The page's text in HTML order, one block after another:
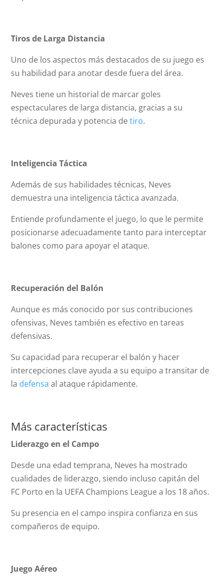
Tiros de Larga Distancia
Uno de los aspectos más destacados de su juego es
su habilidad para anotar desde fuera del área.
Neves tiene un historial de marcar goles
espectaculares de larga distancia, gracias a su
técnica depurada y potencia detiro.
Inteligencia Táctica
Además de sus habilidades técnicas, Neves
demuestra una inteligencia táctica avanzada.
Entiende profundamente el juego, lo que le permite
posicionarse adecuadamente tanto para interceptar
balones como para apoyar el ataque.
Recuperación del Balón
Aunque es más conocido por sus contribuciones
ofensivas, Neves también es efectivo en tareas
defensivas.
Su capacidad para recuperar el balón y hacer
intercepciones clave ayuda a su equipo a transitar de
la defensa al ataque rápidamente.
Más características
Liderazgo en el Campo
Desde una edad temprana, Neves ha mostrado
cualidades de liderazgo, siendo incluso capitán del
FC Porto en la UEFA Champions League a los 18 años.
Su presencia en el campo inspira confianza en sus
compañeros de equipo.
Juego Aéreo